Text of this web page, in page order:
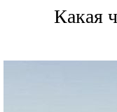
Какая